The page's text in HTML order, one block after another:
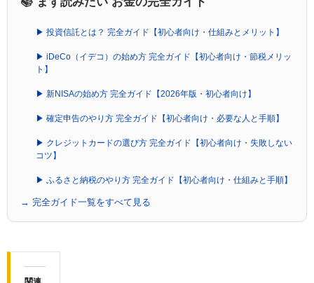
▶ 投資信託とは？ 完全ガイド【初心者向け・仕組みとメリット】
▶ iDeCo（イデコ）の始め方 完全ガイド【初心者向け・節税メリッ
ト】
▶ 新NISAの始め方 完全ガイド【2026年版・初心者向け】
▶ 確定申告のやり方 完全ガイド【初心者向け・必要な人と手順】
▶ クレジットカードの選び方 完全ガイド【初心者向け・失敗しない
コツ】
▶ ふるさと納税のやり方 完全ガイド【初心者向け・仕組みと手順】
→ 完全ガイド一覧をすべて見る